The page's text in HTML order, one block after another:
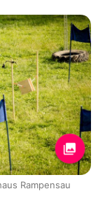
Rampensau